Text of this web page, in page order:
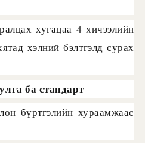
хугацаа 4 хичээлийн
хэлний бэлтгэлд сурах
ба стандарт
бүртгэлийн хураамжаас